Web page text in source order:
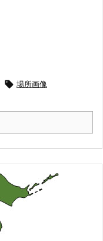
 場所画像